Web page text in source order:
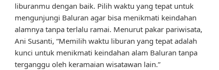
liburanmu dengan baik. Pilih waktu yang tepat untuk
mengunjungi Baluran agar bisa menikmati keindahan
alamnya tanpa terlalu ramai. Menurut pakar pariwisata,
Ani Susanti, “Memilih waktu liburan yang tepat adalah
kunci untuk menikmati keindahan alam Baluran tanpa
terganggu oleh keramaian wisatawan lain.”